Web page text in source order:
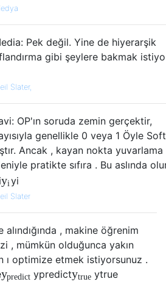
Pek değil. Yine de hiyerarşik
gibi şeylere bakmak
Slater,
OP'ın soruda zemin gerçektir,
genellikle 0 veya 1 Öyle
Ancak , kayan nokta yuvarlama
pratikte sıfıra . Bu aslında
iyi yi
Slater
alındığında , makine öğrenim
, mümkün olduğunca yakın
ı optimize etmek istiyorsunuz .
ypredict ypredictytrue ytrue